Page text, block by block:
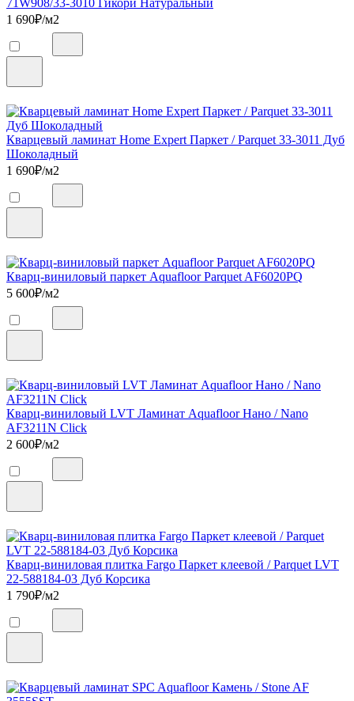
71W908/33-3010 Гикори Натуральный
1 690₽/м2
Кварцевый ламинат Home Expert Паркет / Parquet 33-3011 Дуб
Шоколадный
1 690₽/м2
Кварц-виниловый паркет Aquafloor Parquet AF6020PQ
5 600₽/м2
Кварц-виниловый LVT Ламинат Aquafloor Нано / Nano
AF3211N Click
2 600₽/м2
Кварц-виниловая плитка Fargo Паркет клеевой / Parquet LVT
22-588184-03 Дуб Корсика
1 790₽/м2